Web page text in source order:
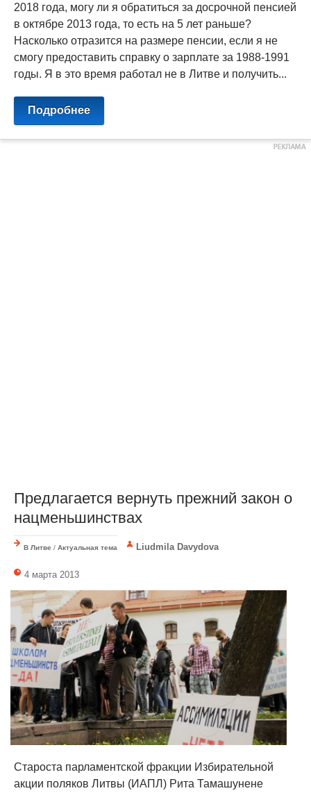
2018 года, могу ли я обратиться за досрочной пенсией
в октябре 2013 года, то есть на 5 лет раньше?
Насколько отразится на размере пенсии, если я не
смогу предоставить справку о зарплате за 1988-1991
годы. Я в это время работал не в Литве и получить...
Подробнее
Предлагается вернуть прежний закон о
нацменьшинствах
В Литве / Актуальная тема Liudmila Davydova
4 марта 2013
Староста парламентской фракции Избирательной
акции поляков Литвы (ИАПЛ) Рита Тамашунене